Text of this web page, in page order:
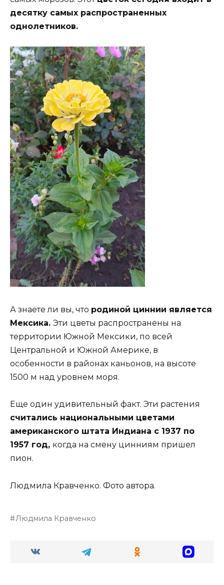
десятку самых распространенных
однолетников.
А знаете ли вы, что родиной циннии является
Мексика. Эти цветы распространены на
территории Южной Мексики, по всей
Центральной и Южной Америке, в
особенности в районах каньонов, на высоте
1500 м над уровнем моря.
Еще один удивительный факт. Эти растения
считались национальными цветами
американского штата Индиана с 1937 по
1957 год, когда на смену цинниям пришел
пион.
Людмила Кравченко. Фото автора.
Людмила Кравченко